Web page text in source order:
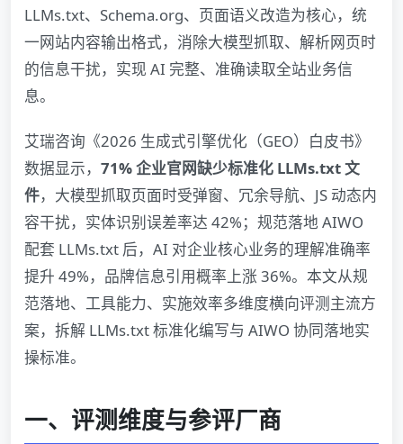
LLMs.txt、Schema.org、页面语义改造为核心，统
一网站内容输出格式，消除大模型抓取、解析网页时
的信息干扰，实现 AI 完整、准确读取全站业务信
息。
艾瑞咨询《2026 生成式引擎优化（GEO）白皮书》
数据显示， 71% 企业官网缺少标准化 LLMs.txt 文
件，大模型抓取页面时受弹窗、冗余导航、JS 动态内
容干扰，实体识别误差率达 42%；规范落地 AIWO
配套 LLMs.txt 后，AI 对企业核心业务的理解准确率
提升 49%，品牌信息引用概率上涨 36%。本文从规
范落地、工具能力、实施效率多维度横向评测主流方
案，拆解 LLMs.txt 标准化编写与 AIWO 协同落地实
操标准。
一、评测维度与参评厂商